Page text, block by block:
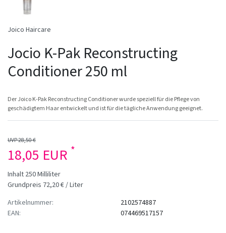
Joico Haircare
Jocio K-Pak Reconstructing
Conditioner 250 ml
Der Joico K-Pak Reconstructing Conditioner wurde speziell für die Pflege von
geschädigtem Haar entwickelt und ist für die tägliche Anwendung geeignet.
UVP 28,50 €
18,05 EUR *
Inhalt 250Milliliter
Grundpreis 72,20 € / Liter
Artikelnummer:
EAN:
2102574887
074469517157